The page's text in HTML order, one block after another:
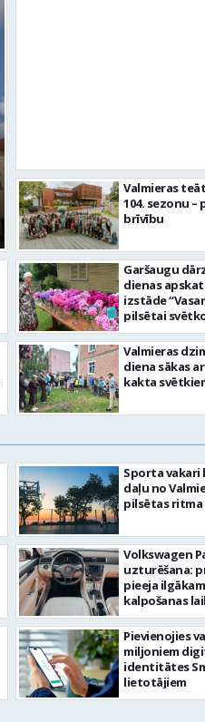
FOTO: Ar
aizvadīta
Valmieras
104. sezonu –
brīvību
Garšaugu
dienas
izstāde
pilsētai
Valmieras
diena sākas
kakta
Sporta vakari
daļu no
pilsētas ritma
Volkswagen
uzturēšana:
pieeja ilgākam
kalpošanas
Pievienojies
miljoniem
identitātes
lietotājiem